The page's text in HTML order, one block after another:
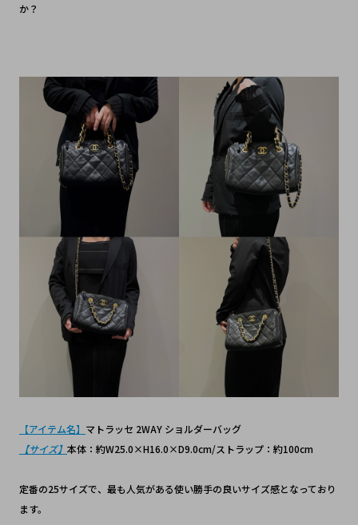
か？
【アイテム名】 マトラッセ 2WAY ショルダーバッグ
【サイズ】 本体：約W25.0×H16.0×D9.0cm/ストラップ：約100cm
定番の25サイズで、最も人気がある使い勝手の良いサイズ感となっており
ます。